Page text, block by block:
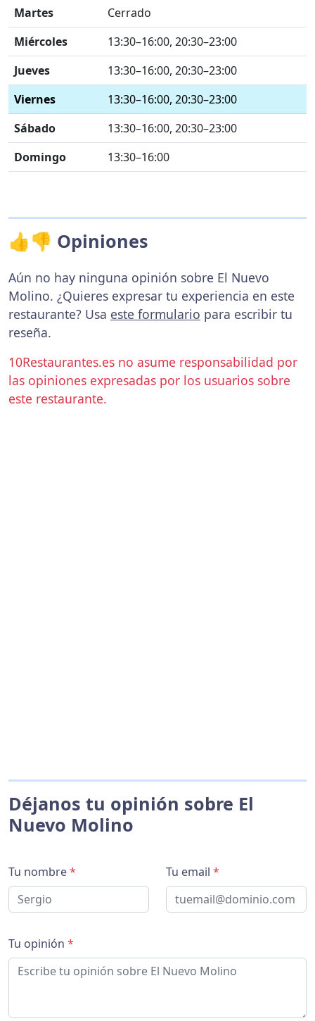
Martes
Cerrado
Miércoles
13:30–16:00, 20:30–23:00
Jueves
13:30–16:00, 20:30–23:00
Viernes
13:30–16:00, 20:30–23:00
Sábado
13:30–16:00, 20:30–23:00
Domingo
13:30–16:00
👍👎 Opiniones
Aún no hay ninguna opinión sobre El Nuevo
Molino. ¿Quieres expresar tu experiencia en este
restaurante? Usa este formulario para escribir tu
reseña.
10Restaurantes.es no asume responsabilidad por
las opiniones expresadas por los usuarios sobre
este restaurante.
Déjanos tu opinión sobre El
Nuevo Molino
Tu nombre* Tu email *
Tu opinión *